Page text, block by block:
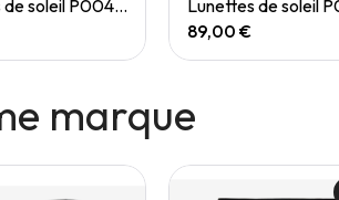
Lunettes de soleil P004 Small
89,00 €
marque